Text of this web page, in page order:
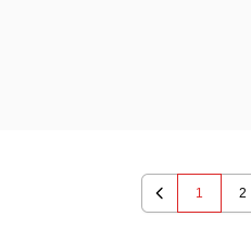
Previous
1 2